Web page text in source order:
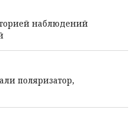
наблюдений
поляризатор,